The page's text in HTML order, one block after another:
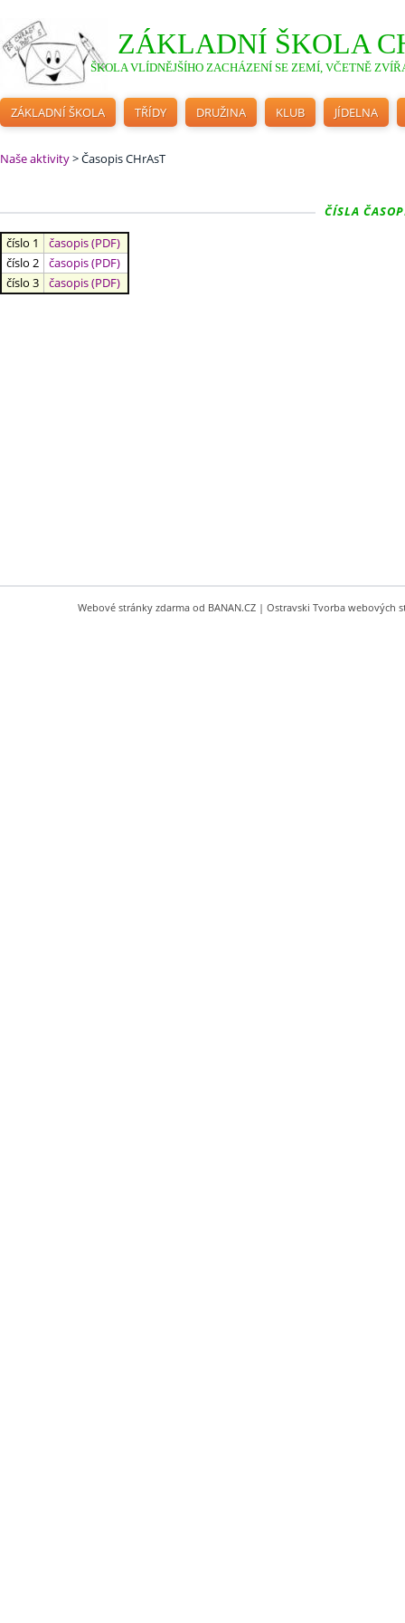
ZÁKLADNÍ ŠKOLA
ŠKOLA VLÍDNĚJŠÍHO ZACHÁZENÍ SE ZEMÍ, VČETNĚ
ZÁKLADNÍ ŠKOLA TŘÍDY DRUŽINA KLUB JÍDELNA
Naše aktivity>Časopis CHrAsT
ČÍSLA
číslo 1
časopis (PDF)
číslo 2
časopis (PDF)
číslo 3
časopis (PDF)
Webové stránky zdarma od BANAN.CZ | Ostravski Tvorba webových